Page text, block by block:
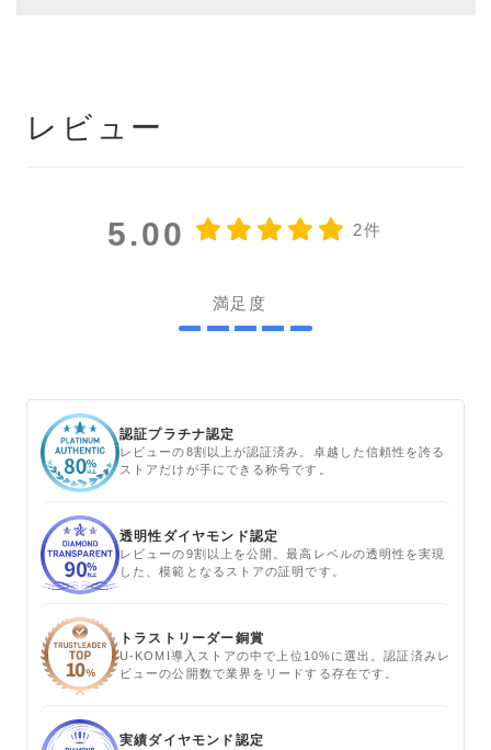
レビュー
5.00 2件
満足度
認証プラチナ認定
レビューの8割以上が認証済み。卓越した信頼性を誇る
ストアだけが手にできる称号です。
透明性ダイヤモンド認定
レビューの9割以上を公開。最高レベルの透明性を実現
した、模範となるストアの証明です。
トラストリーダー銅賞
U-KOMI導入ストアの中で上位10%に選出。認証済みレ
ビューの公開数で業界をリードする存在です。
実績ダイヤモンド認定